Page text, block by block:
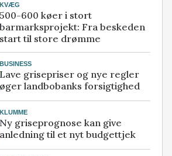
KVÆG
500-600 køer i stort
barmarksprojekt: Fra beskeden
start til store drømme
BUSINESS
Lave grisepriser og nye regler
øger landbobanks forsigtighed
KLUMME
Ny griseprognose kan give
anledning til et nyt budgettjek